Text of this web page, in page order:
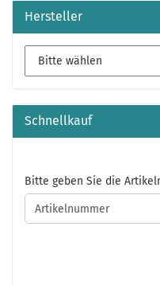
Hersteller
Schnellkauf
BITTE
GEBEN
SIE
DIE
Bitte geben Sie die